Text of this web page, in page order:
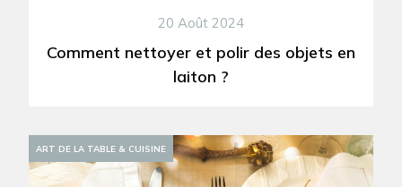
20 Août 2024
Comment nettoyer et polir des objets en
laiton ?
ART DE LA TABLE & CUISINE